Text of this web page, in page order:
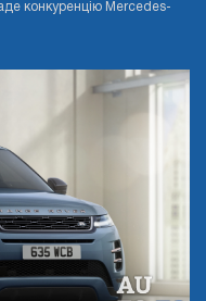
конкуренцію Mercedes-